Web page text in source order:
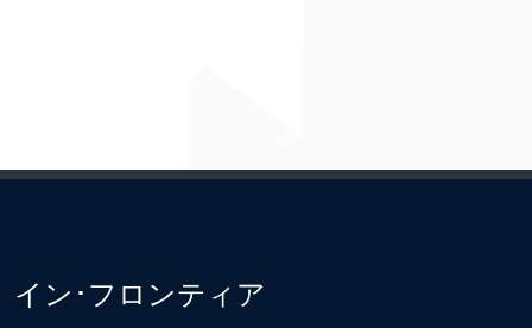
イン･フロンティア